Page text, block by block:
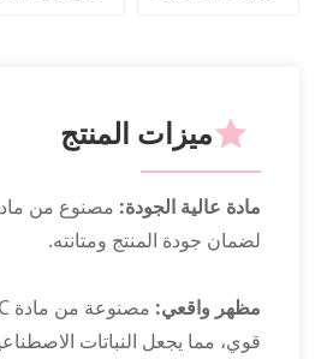
ميزات المنتج
مادة عالية الجودة:
لضمان جودة المنتج ومتانته.
مظهر واقعي:
قوي، مما يجعل النباتات